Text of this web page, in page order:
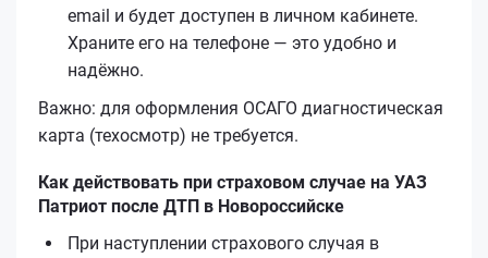
email и будет доступен в личном кабинете.
Храните его на телефоне — это удобно и
надёжно.
Важно: для оформления ОСАГО диагностическая
карта (техосмотр) не требуется.
Как действовать при страховом случае на УАЗ
Патриот после ДТП в Новороссийске
При наступлении страхового случая в